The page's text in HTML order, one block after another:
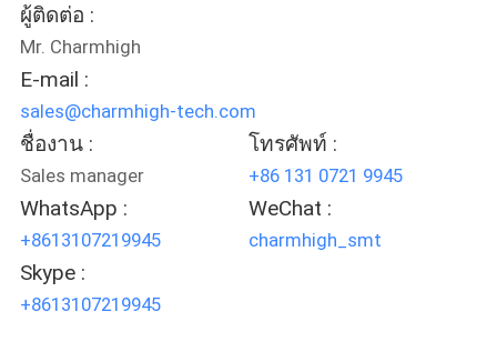
ผู้ติดต่อ :
Mr. Charmhigh
E-mail :
sales@charmhigh-tech.com
ชื่องาน :
Sales manager
โทรศัพท์ :
+86 131 0721 9945
WhatsApp :
+8613107219945
WeChat :
charmhigh_smt
Skype :
+8613107219945